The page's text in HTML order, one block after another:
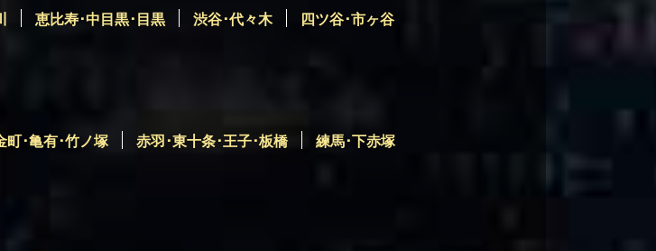
恵比寿･中目黒･目黒 渋谷･代々木
四ツ谷･市ヶ谷
町･亀有･竹ノ塚 赤羽･東十条･王子･板橋 練馬･下赤塚